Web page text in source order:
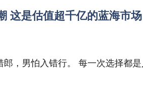
这是估值超千亿的蓝海市场
，男怕入错行。 每一次选择都